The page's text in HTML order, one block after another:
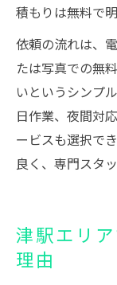
積もりは無料で
依頼の流れは、
たは写真での無
いというシンプ
日作業、夜間対
ービスも選択で
良く、専門スタ
津駅エリ
理由